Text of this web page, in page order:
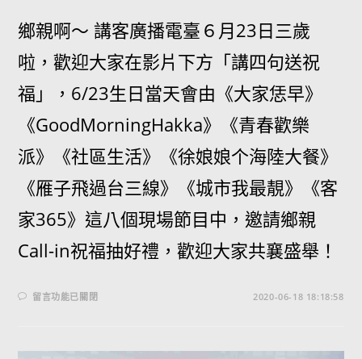
鄉親啊～ 講客廣播電臺６月23日三歲
啦，歡迎大家在影片下方「講四句送祝
福」，6/23生日當天會由《大家恁早》
《GoodMorningHakka》《青春歡樂
派》《社區生活》《徐娘娘个海陸大餐》
《雁子飛過台三線》《城市我最靚》《客
家365》這八個現場節目中，邀請鄉親
Call-in祝福抽好禮，歡迎大家共襄盛舉！
留言功能已關閉 2020-06-18 18:18:58